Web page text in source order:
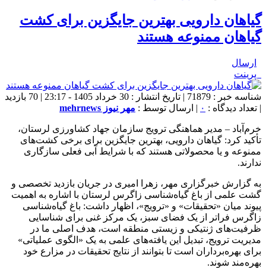
گیاهان دارویی بهترین جایگزین برای کشت
گیاهان ممنوعه هستند
ارسال
پرینت
شناسه خبر : 71879 | تاریخ انتشار : 30 خرداد 1405 - 23:17 | 70 بازدید
| تعداد دیدگاه : ۰ | ارسال توسط : مهر نیوز mehrnews
خرم‌آباد – مدیر هماهنگی ترویج سازمان جهاد کشاورزی لرستان،
تأکید کرد: گیاهان دارویی، بهترین جایگزین برای برخی کشت‌های
ممنوعه و یا محصولاتی هستند که با شرایط آبی فعلی سازگاری
ندارند.
به گزارش خبرگزاری مهر، زهرا امیری در جریان بازدید تخصصی و
گشت علمی از باغ گیاه‌شناسی زاگرس لرستان با اشاره به اهمیت
پیوند میان «تحقیقات» و «ترویج»، اظهار داشت: باغ گیاه‌شناسی
زاگرس فراتر از یک فضای سبز، یک مرکز غنی برای شناسایی
ظرفیت‌های ژنتیکی و زیستی منطقه است، هدف اصلی ما در
مدیریت ترویج، تبدیل این یافته‌های علمی به یک «الگوی عملیاتی»
برای بهره‌برداران است تا بتوانند از نتایج تحقیقات در مزارع خود
بهره‌مند شوند.